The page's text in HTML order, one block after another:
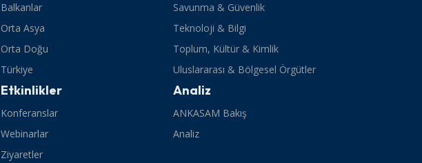
Balkanlar
Orta Asya
Orta Doğu
Türkiye
Etkinlikler
Konferanslar
Webinarlar
Ziyaretler
Savunma & Güvenlik
Teknoloji & Bilgi
Toplum, Kültür & Kimlik
Uluslararası & Bölgesel Örgütler
Analiz
ANKASAM Bakış
Analiz